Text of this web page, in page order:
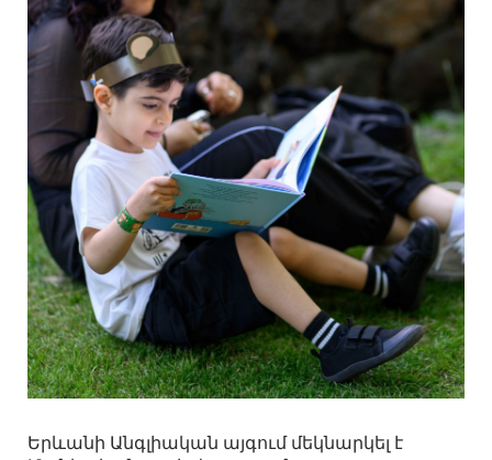
Երևանի Անգլիական այգում մեկնարկել է